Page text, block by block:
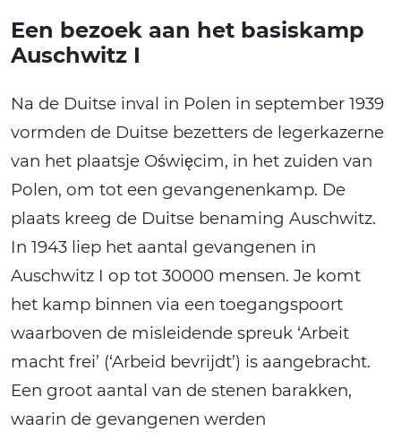
Een bezoek aan het basiskamp
Auschwitz I
Na de Duitse inval in Polen in september 1939
vormden de Duitse bezetters de legerkazerne
van het plaatsje Oświęcim, in het zuiden van
Polen, om tot een gevangenenkamp. De
plaats kreeg de Duitse benaming Auschwitz.
In 1943 liep het aantal gevangenen in
Auschwitz I op tot 30000 mensen. Je komt
het kamp binnen via een toegangspoort
waarboven de misleidende spreuk ‘Arbeit
macht frei’ (‘Arbeid bevrijdt’) is aangebracht.
Een groot aantal van de stenen barakken,
waarin de gevangenen werden